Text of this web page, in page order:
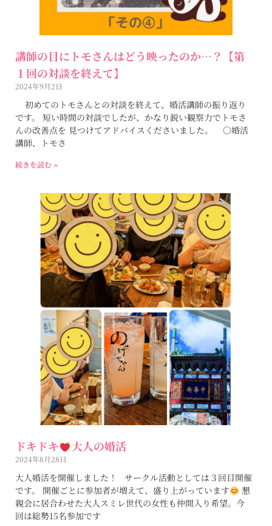
講師の目にトモさんはどう映ったのか…？【第
１回の対談を終えて】
2024年9月2日
初めてのトモさんとの対談を終えて、婚活講師の振り返り
です。 短い時間の対談でしたが、かなり鋭い観察力でトモさ
んの改善点を 見つけてアドバイスくださいました。 ○婚活
講師、トモさ
続きを読む »
ドキドキ 大人の婚活
2024年8月28日
大人婚活を開催しました！ サークル活動としては３回目開催
です。 開催ごとに参加者が増えて、盛り上がっています
懇
親会に居合わせた大人スミレ世代の女性も仲間入り希望。今
回は総勢15名参加です